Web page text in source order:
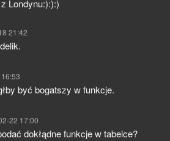
Londynu:):):)
21:42
być bogatszy w funkcje.
22 17:00
dokłądne funkcje w tabelce?